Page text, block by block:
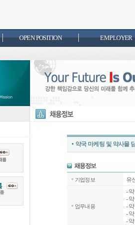
OPEN POSITION EMPLOYER
약국 마케팅 및 약사몰
기업정보 유
업무내용
-
-
-
-
-